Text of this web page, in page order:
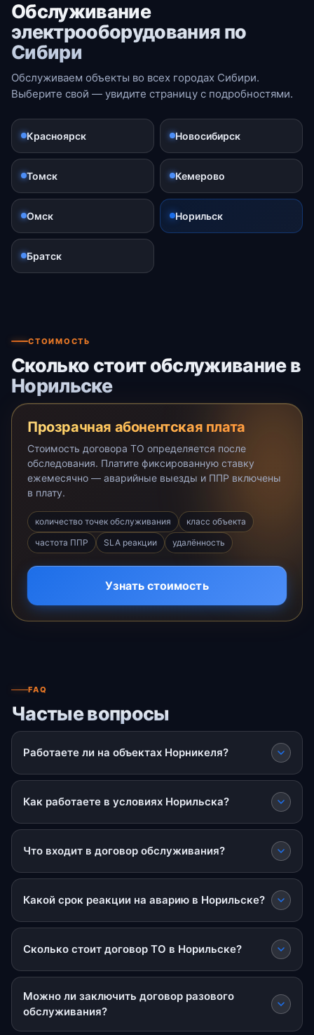
Обслуживание
электрооборудования по
Сибири
Обслуживаем объекты во всех городах Сибири.
Выберите свой — увидите страницу с подробностями.
Красноярск Новосибирск
Томск Кемерово
Омск Норильск
Братск
СТОИМОСТЬ
Сколько стоит обслуживание в
Норильске
Прозрачная абонентская плата
Стоимость договора ТО определяется после
обследования. Платите фиксированную ставку
ежемесячно — аварийные выезды и ППР включены
в плату.
количество точек обслуживания
класс объекта
частота ППР
SLA реакции удалённость
Узнать стоимость
FAQ
Частые вопросы
Работаете ли на объектах Норникеля?
Как работаете в условиях Норильска?
Что входит в договор обслуживания?
Какой срок реакции на аварию в Норильске?
Сколько стоит договор ТО в Норильске?
Можно ли заключить договор разового
обслуживания?